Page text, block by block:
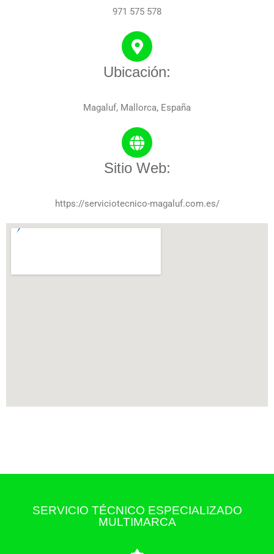
971 575 578
Ubicación:
Magaluf, Mallorca, España
Sitio Web:
https://serviciotecnico-magaluf.com.es/
SERVICIO TÉCNICO ESPECIALIZADO
MULTIMARCA